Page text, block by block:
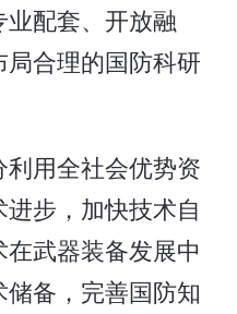
配套、开放融
合理的国防科研
用全社会优势资
步，加快技术自
武器装备发展中
备，完善国防知